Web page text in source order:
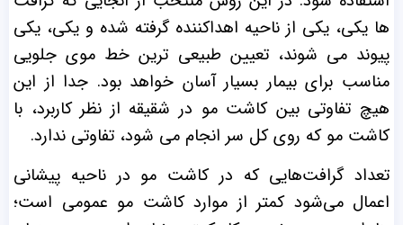
ها یکی، یکی از ناحیه اهداکننده گرفته شده و یکی، یکی
پیوند می شوند، تعیین طبیعی ترین خط موی جلویی
مناسب برای بیمار بسیار آسان خواهد بود. جدا از این
هیچ تفاوتی بین کاشت مو در شقیقه از نظر کاربرد، با
کاشت مو که روی کل سر انجام می شود، تفاوتی ندارد.
تعداد گرافت‌هایی که در کاشت مو در ناحیه پیشانی
اعمال می‌شود کمتر از موارد کاشت مو عمومی است؛